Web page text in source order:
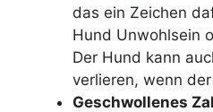
das ein Zeichen
Hund Unwohlsein
Der Hund kann
verlieren, wenn
Geschwollenes